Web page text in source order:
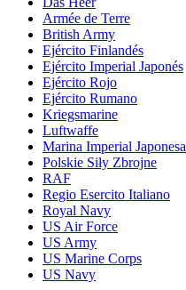
Armée de Terre
British Army
Ejército Finlandés
Ejército Imperial Japonés
Ejército Rojo
Ejército Rumano
Kriegsmarine
Luftwaffe
Marina Imperial Japonesa
Polskie Siły Zbrojne
RAF
Regio Esercito Italiano
Royal Navy
US Air Force
US Army
US Marine Corps
US Navy